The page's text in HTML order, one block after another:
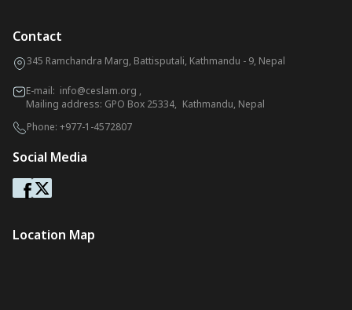
Contact
345 Ramchandra Marg, Battisputali, Kathmandu - 9, Nepal
E-mail: info@ceslam.org ,
Mailing address: GPO Box 25334, Kathmandu, Nepal
Phone: +977-1-4572807
Social Media
Location Map